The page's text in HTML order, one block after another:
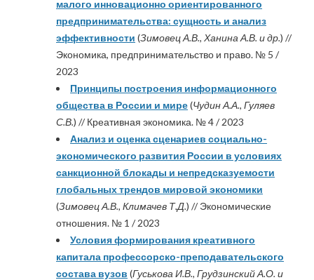
малого инновационно ориентированного
предпринимательства: сущность и анализ
эффективности (Зимовец А.В., Ханина А.В. и др.) //
Экономика, предпринимательство и право. № 5 /
2023
Принципы построения информационного
общества в России и мире(Чудин А.А., Гуляев
С.В.) // Креативная экономика. № 4 / 2023
Анализ и оценка сценариев социально-
экономического развития России в условиях
санкционной блокады и непредсказуемости
глобальных трендов мировой экономики
(Зимовец А.В., Климачев Т.Д.) // Экономические
отношения. № 1 / 2023
Условия формирования креативного
капитала профессорско-преподавательского
состава вузов (Гуськова И.В., Грудзинский А.О. и